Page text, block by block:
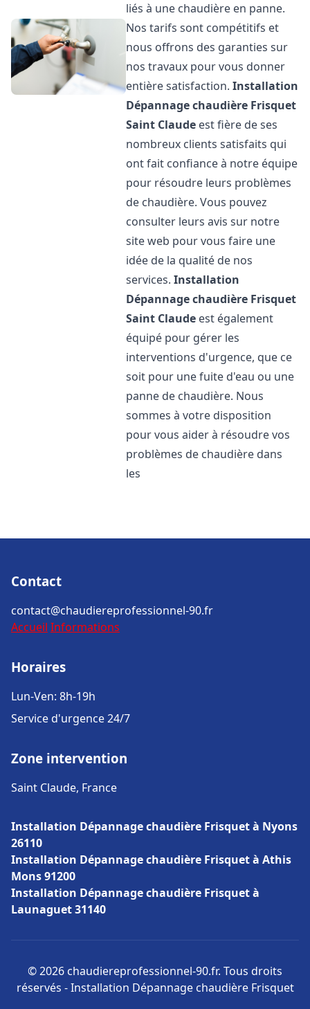
liés à une chaudière en panne.
Nos tarifs sont compétitifs et
nous offrons des garanties sur
nos travaux pour vous donner
entière satisfaction.Installation
Dépannage chaudière Frisquet
Saint Claude est fière de ses
nombreux clients satisfaits qui
ont fait confiance à notre équipe
pour résoudre leurs problèmes
de chaudière. Vous pouvez
consulter leurs avis sur notre
site web pour vous faire une
idée de la qualité de nos
services.Installation
Dépannage chaudière Frisquet
Saint Claude est également
équipé pour gérer les
interventions d'urgence, que ce
soit pour une fuite d'eau ou une
panne de chaudière. Nous
sommes à votre disposition
pour vous aider à résoudre vos
problèmes de chaudière dans
les
Contact
contact@chaudiereprofessionnel-90.fr
Accueil Informations
Horaires
Lun-Ven: 8h-19h
Service d'urgence 24/7
Zone intervention
Saint Claude, France
Installation Dépannage chaudière Frisquet à Nyons
26110
Installation Dépannage chaudière Frisquet à Athis
Mons 91200
Installation Dépannage chaudière Frisquet à
Launaguet 31140
© 2026 chaudiereprofessionnel-90.fr. Tous droits
réservés - Installation Dépannage chaudière Frisquet